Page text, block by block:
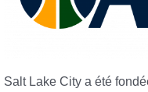
Salt Lake City a été